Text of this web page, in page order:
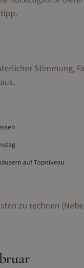
Stimmung,
.
auf Topniveau
zu rechnen